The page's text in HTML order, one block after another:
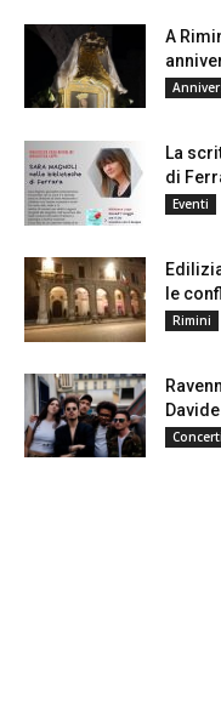
A
La
di
Eventi
le
Rimini
Concerti